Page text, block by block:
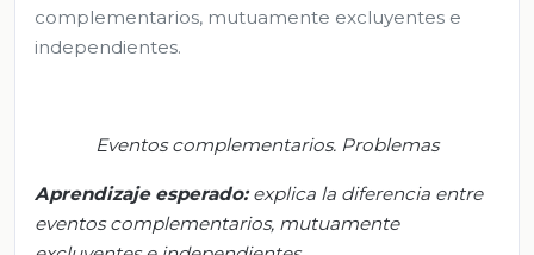
complementarios, mutuamente excluyentes e
independientes.
Eventos complementarios. Problemas
Aprendizaje esperado: explica la diferencia entre
eventos complementarios, mutuamente